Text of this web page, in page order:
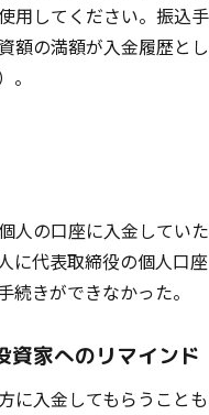
用してください。振込手
額の満額が入金履歴とし
人の口座に入金していた
に代表取締役の個人口座
続きができなかった。
資家へのリマインド
に入金してもらうことも